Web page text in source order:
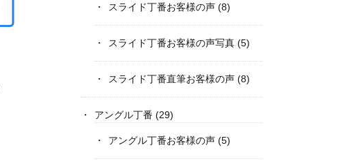
スライド丁番お客様の声(8)
スライド丁番お客様の声写真(5)
スライド丁番直筆お客様の声(8)
アングル丁番 (29)
アングル丁番お客様の声(5)